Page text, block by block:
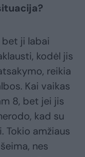
bet ji labai
kodėl jis
reikia
Kai vaikas
8, bet jei jis
kad su
Tokio amžiaus
nes